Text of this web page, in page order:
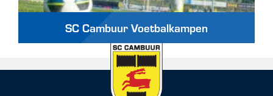
SC Cambuur Voetbalkampen